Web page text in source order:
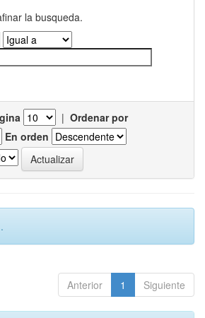
la busqueda.
| Ordenar por
En orden
Anterior 1 Siguiente